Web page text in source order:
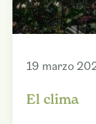
19 marzo
El clima